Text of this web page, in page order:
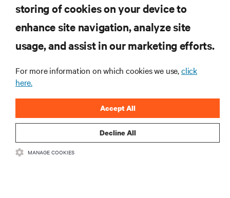
Subscreva para obter as últimas tendências em
tecnologia
Receba atualizações regulares sobre os tópicos
mais importantes da indústria, com discussões mais
recentes e perspetivas especializadas sobre gestão
storing of cookies on your device to
enhance site navigation, analyze site
usage, and assist in our marketing efforts.
For more information on which cookies we use,click
here.
Decline All
Accept All
MANAGE COOKIES